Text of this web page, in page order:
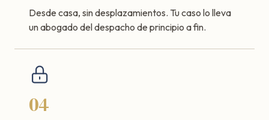
Desde casa, sin desplazamientos. Tu caso lo lleva
un abogado del despacho de principio a fin.
04